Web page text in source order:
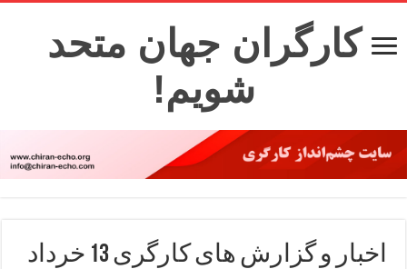
کارگران جهان متحد
شویم!
اخبار و گزارش های کارگری 13 خرداد